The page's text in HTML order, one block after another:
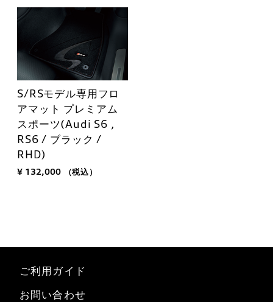
S/RSモデル専用フロ
アマット プレミアム
スポーツ(Audi S6 ,
RS6 / ブラック /
RHD)
¥ 132,000 （税込）
ご利用ガイド
お問い合わせ